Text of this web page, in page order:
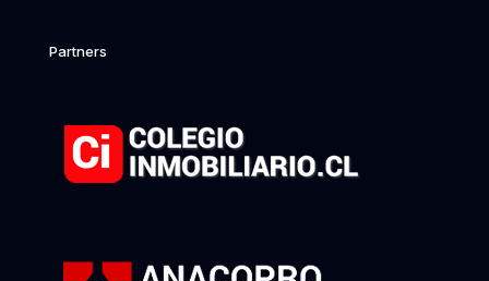
Partners